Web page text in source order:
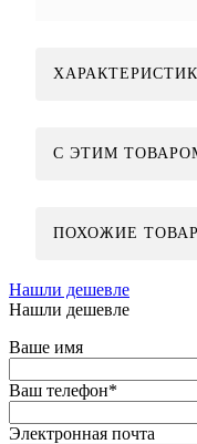
C ЭТИМ
ПОХОЖИЕ
Нашли дешевле
Нашли дешевле
Ваше имя
Ваш телефон*
Электронная почта